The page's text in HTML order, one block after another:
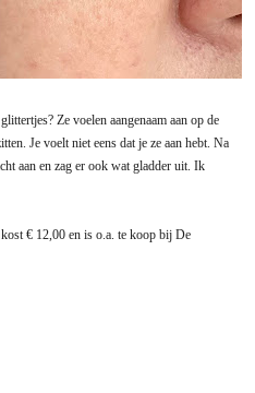
Ze voelen aangenaam aan op de
Je voelt niet eens dat je ze aan hebt. Na
aan en zag er ook wat gladder uit. Ik
€ 12,00 en is o.a. te koop bij De